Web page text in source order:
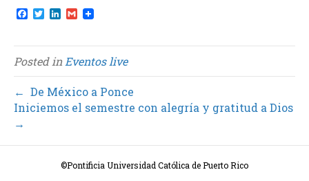
F
e
b
o
o
k
T
t
t
e
r
L
k
e
d
I
n
G
i
l
Posted in Eventos live
← De México a Ponce
Iniciemos el semestre con alegría y gratitud a Dios
→
©Pontificia Universidad Católica de Puerto Rico